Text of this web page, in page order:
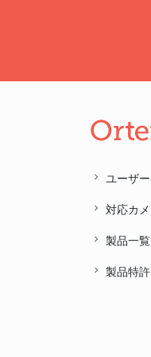
ユーザ
対応カ
製品一覧
製品特許